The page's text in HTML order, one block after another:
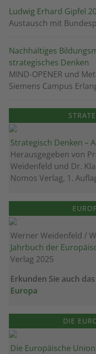
Ludwig Erhard Gipfel
Austausch mit
Nachhaltiges
strategisches Denken
MIND-OPENER und
Siemens Campus
Strategisch Denken –
Herausgegeben von
Weidenfeld und Dr.
Nomos Verlag, 1.
Werner Weidenfeld /
Jahrbuch der
Verlag 2025
Erkunden Sie auch
Europa
DIE
Die Europäische Union